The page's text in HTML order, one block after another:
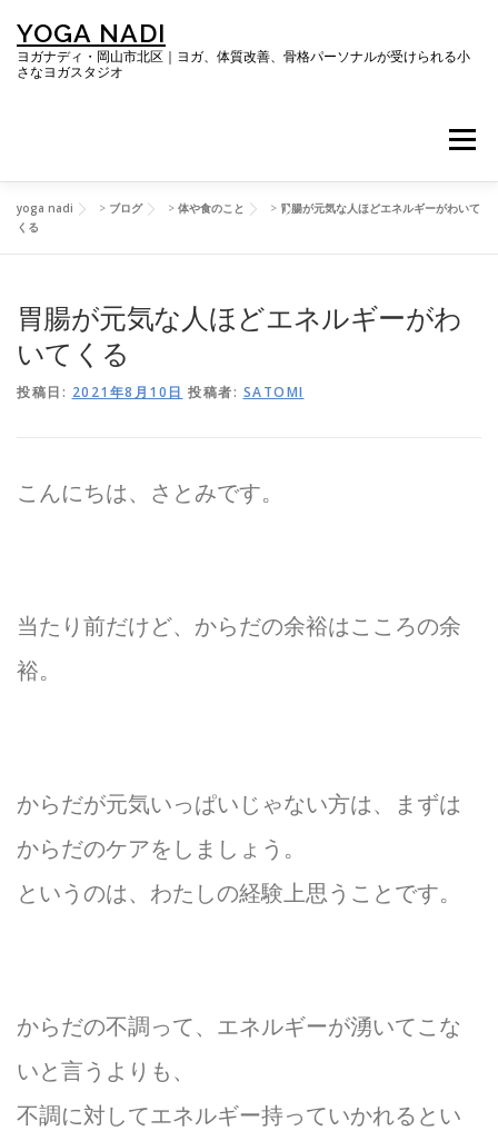
ッ
YOGA NADI
ヨガナディ・岡山市北区｜ヨガ、体質改善、骨格パーソナルが受けられる小
さなヨガスタジオ
メニュー
TOP
体質改善プログラム「RESYNC BODY」
キレイになる骨格パーソナルコース
yoga nadi > ブログ > 体や食のこと > 胃腸が元気な人ほどエネルギーがわいて
くる
胃腸が元気な人ほどエネルギーがわ
いてくる
投稿日: 2021年8月10日 投稿者: SATOMI
こんにちは、さとみです。
当たり前だけど、からだの余裕はこころの余
裕。
からだが元気いっぱいじゃない方は、まずは
からだのケアをしましょう。
というのは、わたしの経験上思うことです。
からだの不調って、エネルギーが湧いてこな
いと言うよりも、
不調に対してエネルギー持っていかれるとい